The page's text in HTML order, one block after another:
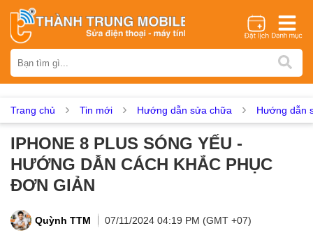
iPhone Samsung Oppo Xiaomi Realme Vivo
Nokia
Asus Sony Vertu LG Tecno
Dịch vụ sửa chữa
Thay camera
Thay mic Thay rung Thay main Unlock - Mở Khoá
Trang chủ Tin mới Hướng dẫn sửa chữa Hướng dẫn
IPHONE 8 PLUS SÓNG YẾU -
HƯỚNG DẪN CÁCH KHẮC PHỤC
ĐƠN GIẢN
Quỳnh TTM 07/11/2024 04:19 PM (GMT +07)